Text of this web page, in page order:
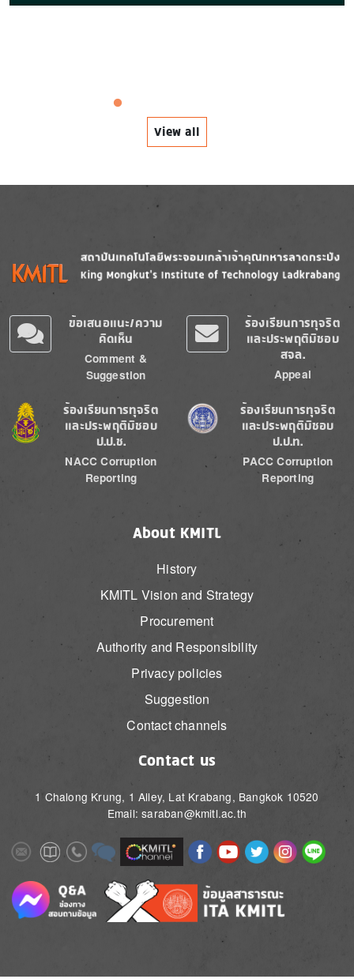
View all
Image
ข้อเสนอแนะ/ความ
คิดเห็น
Comment &
Suggestion
ร้องเรียนการทุจริต
และประพฤติมิชอบ
สจล.
Appeal
Image
ร้องเรียนการทุจริต
และประพฤติมิชอบ
ป.ป.ช.
NACC Corruption
Reporting
Image
ร้องเรียนการทุจริต
และประพฤติมิชอบ
ป.ป.ท.
PACC Corruption
Reporting
About KMITL
History
KMITL Vision and Strategy
Procurement
Authority and Responsibility
Privacy policies
Suggestion
Contact channels
Contact us
1 Chalong Krung, 1 Alley, Lat Krabang, Bangkok 10520
Email: saraban@kmitl.ac.th
ImageImageImageImage Image ImageImageImageImageImage
Image Image